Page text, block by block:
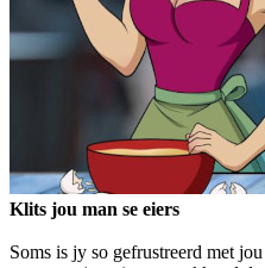
Klits jou man se eiers
Soms is jy so gefrustreerd met